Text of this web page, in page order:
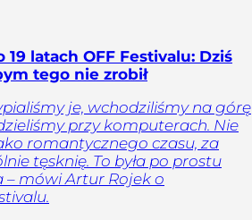
19 latach OFF Festivalu: Dziś
tego nie zrobił
je, wchodziliśmy na górę
przy komputerach. Nie
romantycznego czasu, za
tęsknię. To była po prostu
– mówi Artur Rojek o